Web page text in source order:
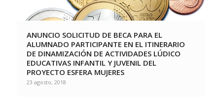
ANUNCIO SOLICITUD DE BECA PARA EL
ALUMNADO PARTICIPANTE EN EL ITINERARIO
DE DINAMIZACIÓN DE ACTIVIDADES LÚDICO
EDUCATIVAS INFANTIL Y JUVENIL DEL
PROYECTO ESFERA MUJERES
23 agosto, 2018